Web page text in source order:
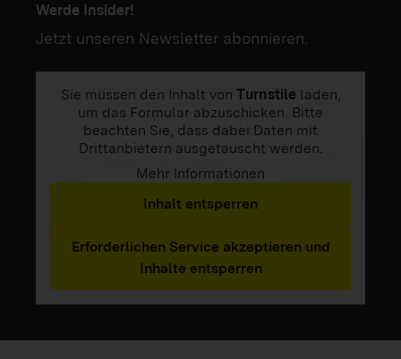
Werde Insider!
Jetzt unseren Newsletter abonnieren.
Sie müssen den Inhalt von Turnstile laden,
um das Formular abzuschicken. Bitte
beachten Sie, dass dabei Daten mit
Drittanbietern ausgetauscht werden.
Mehr Informationen
Inhalt entsperren
Erforderlichen Service akzeptieren und
Inhalte entsperren